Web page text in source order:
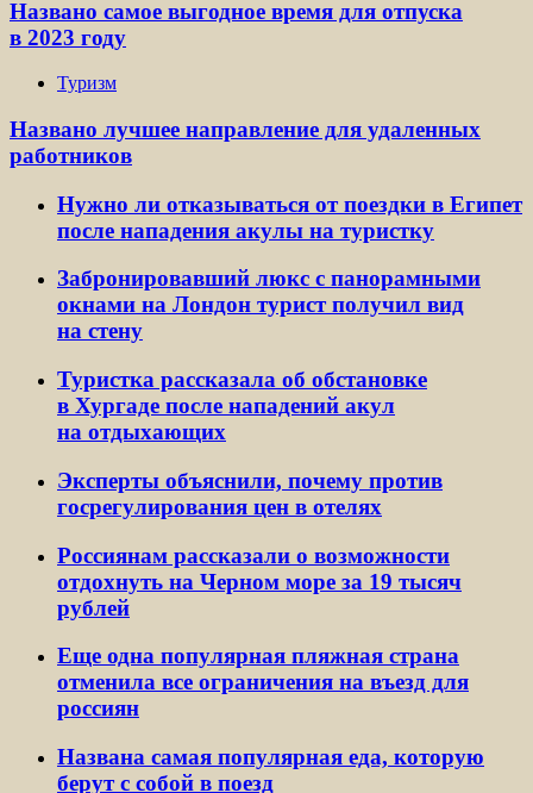
Названо самое выгодное время для отпуска
в 2023 году
Туризм
Названо лучшее направление для удаленных
работников
Нужно ли отказываться от поездки в Египет
после нападения акулы на туристку
Забронировавший люкс с панорамными
окнами на Лондон турист получил вид
на стену
Туристка рассказала об обстановке
в Хургаде после нападений акул
на отдыхающих
Эксперты объяснили, почему против
госрегулирования цен в отелях
Россиянам рассказали о возможности
отдохнуть на Черном море за 19 тысяч
рублей
Еще одна популярная пляжная страна
отменила все ограничения на въезд для
россиян
Названа самая популярная еда, которую
берут с собой в поезд